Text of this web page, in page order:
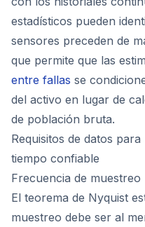
estadísticos pueden
sensores preceden de
que permite que las
entre fallas se
del activo en lugar de
de población bruta.
Requisitos de datos
tiempo confiable
Frecuencia de muestreo
El teorema de Nyquist
muestreo debe ser al